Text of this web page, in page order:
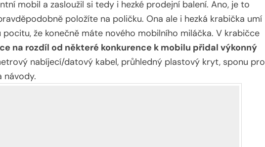
mobil a zasloužil si tedy i hezké prodejní balení. Ano, je to
položíte na poličku. Ona ale i hezká krabička umí
že konečně máte nového mobilního miláčka. V krabičce
na rozdíl od některé konkurence k mobilu přidal výkonný
nabíjecí/datový kabel, průhledný plastový kryt, sponu pro
návody.